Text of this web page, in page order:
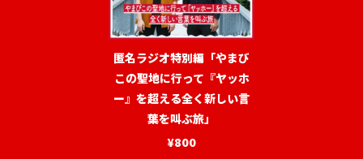
匿名ラジオ特別編「やまび
この聖地に行って『ヤッホ
ー』を超える全く新しい言
葉を叫ぶ旅」
¥800